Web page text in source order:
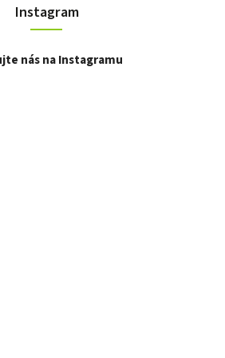
Instagram
nás na Instagramu